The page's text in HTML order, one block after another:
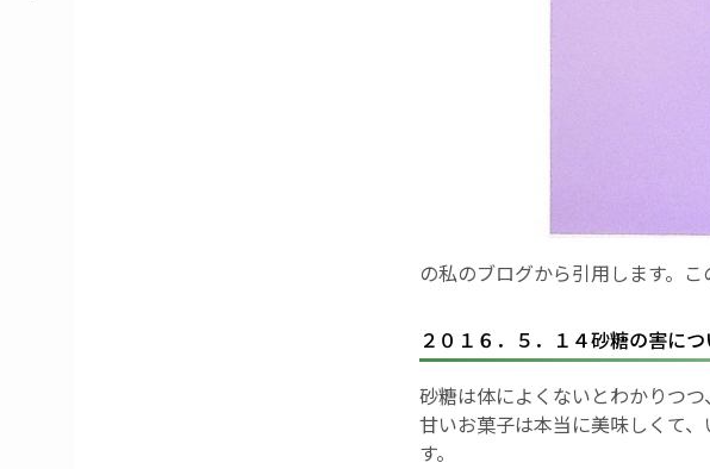
の私のブログから引用します。
２０１６．５．１４砂糖の害に
砂糖は体によくないとわかりつつ
甘いお菓子は本当に美味しくて
す。